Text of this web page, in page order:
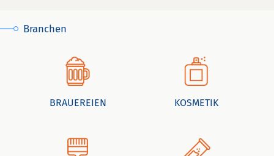
Branchen
BRAUEREIEN KOSMETIK